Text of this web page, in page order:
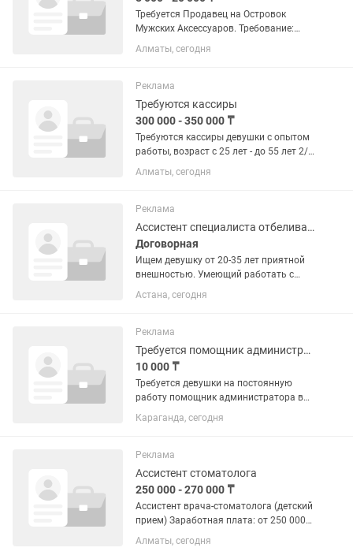
Требуется Продавец на Островок
Мужских Аксессуаров. Требование:
Девушка - Женщина от 23 до 50 лет.
Уборка рабочего места. Выкладка
Требуется ответственный...
Алматы, сегодня
Реклама
Требуются кассиры
300 000 - 350 000 ₸
Требуются кассиры девушки с опытом
работы, возраст с 25 лет - до 55 лет 2/2
в мини маркет и помощники по залу.
Алматы, сегодня
Реклама
Ассистент специалиста отбеливание зубов
Договорная
Ищем девушку от 20-35 лет приятной
внешностью. Умеющий работать с
людьми.
Астана, сегодня
Реклама
Требуется помощник администратора в магазин
10 000 ₸
Требуется девушки на постоянную
работу помощник администратора в
магазин. Принимать товар и
регистрировать в умаг, держать
Возраст от 20-30 лет Мы находимся на
юге...
Караганда, сегодня
Реклама
Ассистент стоматолога
250 000 - 270 000 ₸
Ассистент врача-стоматолога (детский
прием) Заработная плата: от 250 000
до 270 000 тг на руки В современную
стоматологическую клинику требуется
Алматы, сегодня